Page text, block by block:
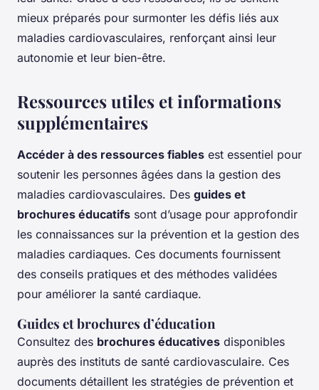
mieux préparés pour surmonter les défis liés aux
maladies cardiovasculaires, renforçant ainsi leur
autonomie et leur bien-être.
Ressources utiles et informations
supplémentaires
Accéder à des ressources fiables est essentiel pour
soutenir les personnes âgées dans la gestion des
maladies cardiovasculaires. Des guides et
brochures éducatifs sont d’usage pour approfondir
les connaissances sur la prévention et la gestion des
maladies cardiaques. Ces documents fournissent
des conseils pratiques et des méthodes validées
pour améliorer la santé cardiaque.
Guides et brochures d’éducation
Consultez des brochures éducatives disponibles
auprès des instituts de santé cardiovasculaire. Ces
documents détaillent les stratégies de prévention et